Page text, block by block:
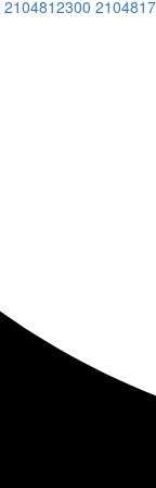
2104812300